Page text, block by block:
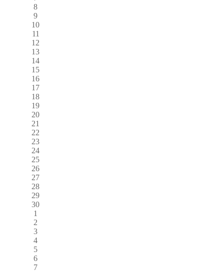
8
9
10
11
12
13
14
15
16
17
18
19
20
21
22
23
24
25
26
27
28
29
30
1
2
3
4
5
6
7